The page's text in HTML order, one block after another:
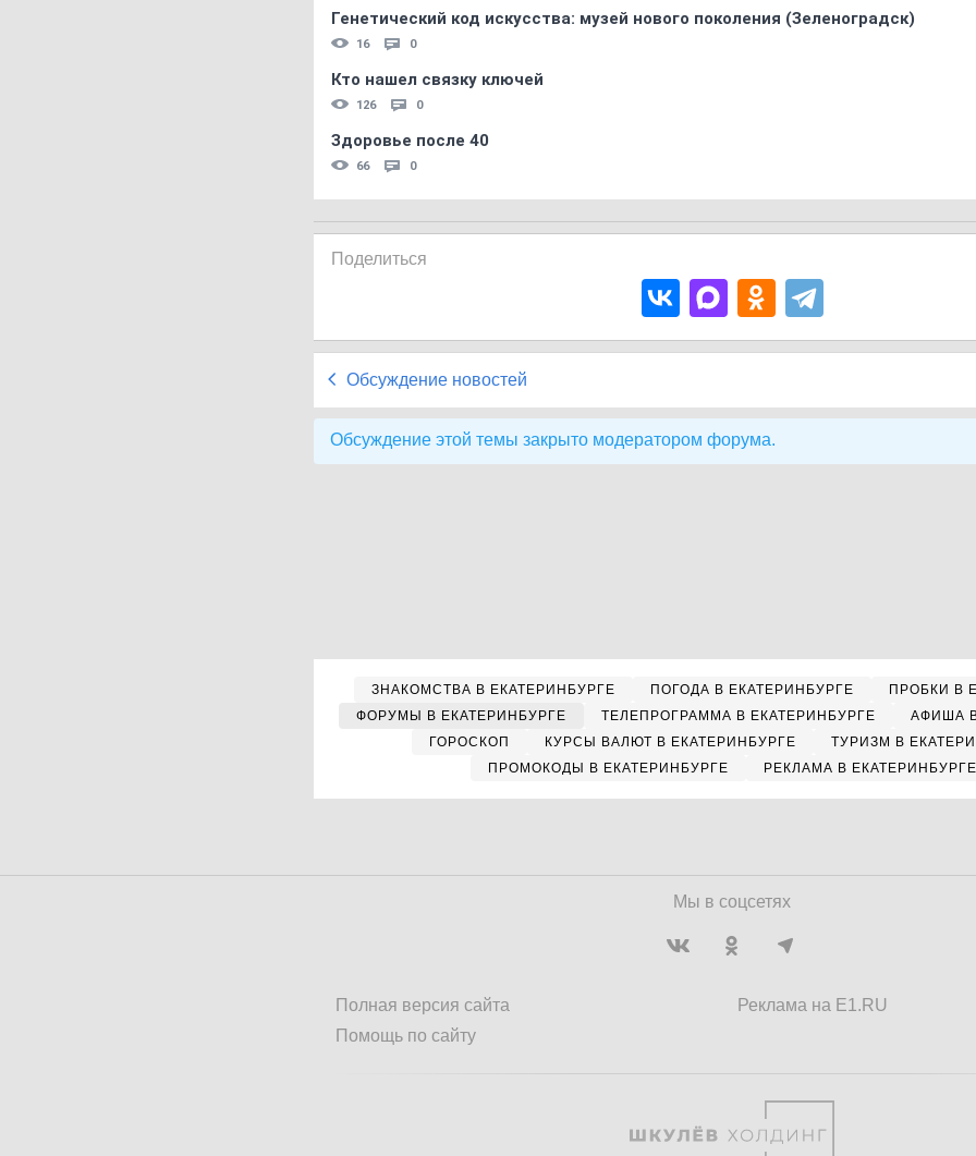
Генетический код искусства: музей нового поколения (Зеленоградск)
16 0
Кто нашел связку ключей
126 0
Здоровье после 40
66 0
Поделиться
Обсуждение новостей
Обсуждение этой темы закрыто модератором форума.
ЗНАКОМСТВА В ЕКАТЕРИНБУРГЕ ПОГОДА В ЕКАТЕРИНБУРГЕ
ПРОБКИ В
ФОРУМЫ В ЕКАТЕРИНБУРГЕ
ТЕЛЕПРОГРАММА В ЕКАТЕРИНБУРГЕ
АФИША
ГОРОСКОП
КУРСЫ ВАЛЮТ В ЕКАТЕРИНБУРГЕ
ТУРИЗМ В
ПРОМОКОДЫ В ЕКАТЕРИНБУРГЕ
РЕКЛАМА В ЕКАТЕРИНБУРГЕ
Мы в соцсетях
Полная версия сайта
Помощь по сайту
Реклама на E1.RU